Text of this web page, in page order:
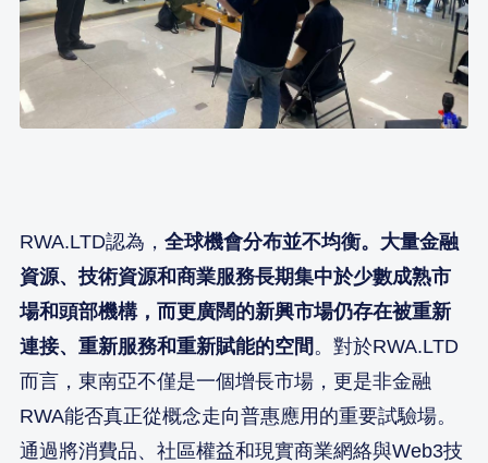
RWA.LTD認為， 全球機會分布並不均衡。大量金融
資源、技術資源和商業服務長期集中於少數成熟市
場和頭部機構，而更廣闊的新興市場仍存在被重新
連接、重新服務和重新賦能的空間 。對於RWA.LTD
而言，東南亞不僅是一個增長市場，更是非金融
RWA能否真正從概念走向普惠應用的重要試驗場。
通過將消費品、社區權益和現實商業網絡與Web3技